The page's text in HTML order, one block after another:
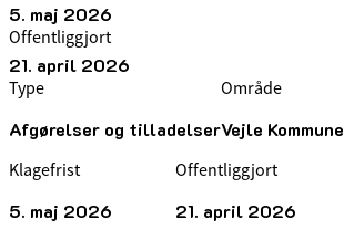
5. maj 2026
Offentliggjort
21. april 2026
Type
Afgørelser og tilladelser
Område
Vejle Kommune
Klagefrist
5. maj 2026
Offentliggjort
21. april 2026